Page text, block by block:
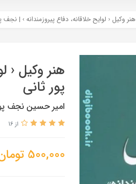
هنر وکیل ‹ لوایح خلاقانه، دفاع پیروزمندانه › | نجف
هنر وکیل ‹
پور ثانی
امیر حسین نجف
از 16
500,000